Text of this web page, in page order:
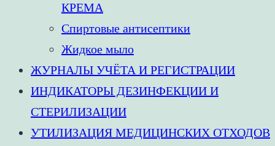
КРЕМА
Спиртовые антисептики
Жидкое мыло
ЖУРНАЛЫ УЧЁТА И РЕГИСТРАЦИИ
ИНДИКАТОРЫ ДЕЗИНФЕКЦИИ И
СТЕРИЛИЗАЦИИ
УТИЛИЗАЦИЯ МЕДИЦИНСКИХ ОТХОДОВ